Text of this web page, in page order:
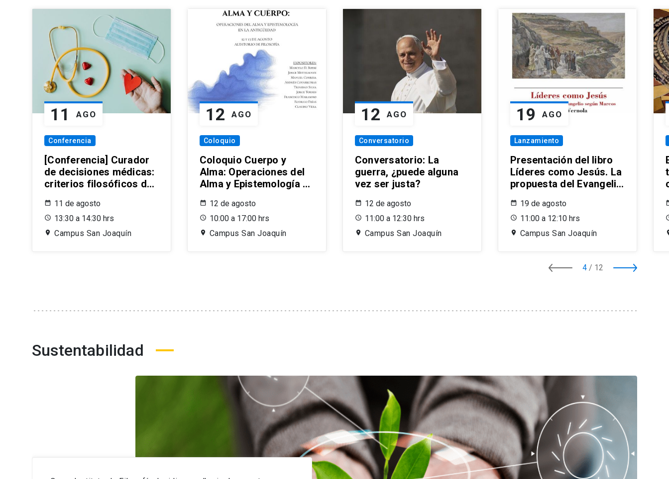
Conferencia
[Conferencia] Curador
de decisiones médicas:
criterios filosóficos de
11 AGO
11 de agosto
13:30 a 14:30 hrs
Campus San Joaquín
Coloquio
Coloquio Cuerpo y
Alma: Operaciones del
Alma y Epistemología en
12 AGO
12 de agosto
10:00 a 17:00 hrs
Campus San Joaquín
Conversatorio
Conversatorio: La
guerra, ¿puede alguna
vez ser justa?
12 AGO
12 de agosto
11:00 a 12:30 hrs
Campus San Joaquín
Lanzamiento
Presentación del libro
Líderes como Jesús. La
propuesta del Evangelio
19 AGO
19 de agosto
11:00 a 12:10 hrs
Campus San Joaquín
4 / 12
Sustentabilidad